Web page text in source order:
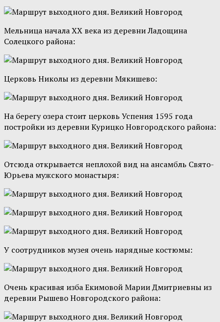
Мельница начала XX века из деревни Ладощина
Солецкого района:
Церковь Николы из деревни Мякишево:
На берегу озера стоит церковь Успения 1595 года
постройки из деревни Курицко Новгородского района:
Отсюда открывается неплохой вид на ансамбль Свято-
Юрьева мужского монастыря:
У соотрудников музея очень нарядные костюмы:
Очень красивая изба Екимовой Марии Дмитриевны из
деревни Рышево Новгородского района: